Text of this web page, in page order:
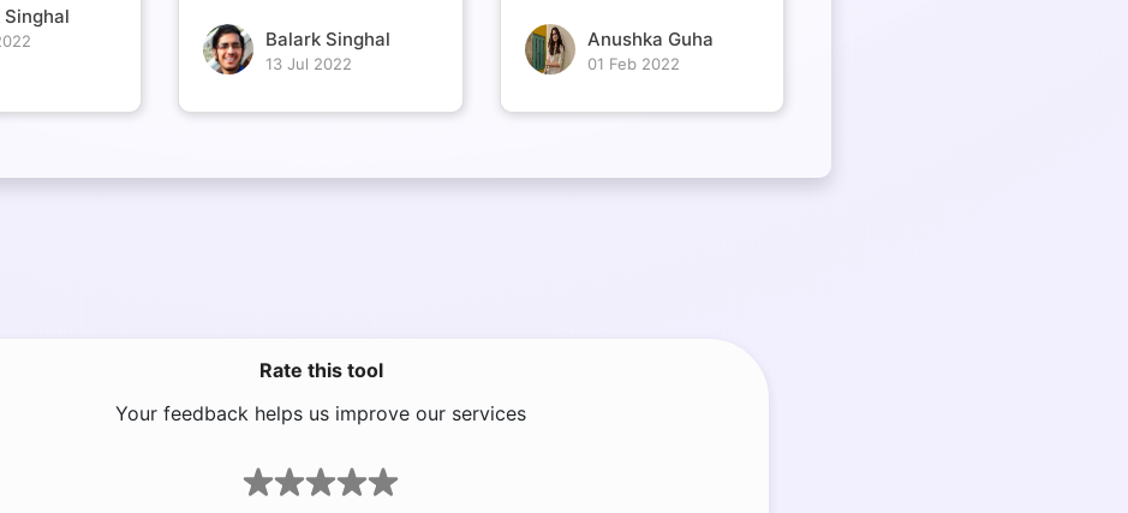
Singhal
Balark Singhal
13 Jul 2022
Anushka Guha
01 Feb 2022
Rate this tool
Your feedback helps us improve our services